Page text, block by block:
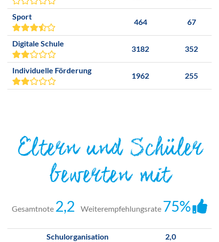
Sport
464 67
Digitale Schule
3182 352
Individuelle Förderung
1962 255
Eltern und Schüler
bewerten mit
Gesamtnote 2,2 Weiterempfehlungsrate 75%
Schulorganisation 2,0